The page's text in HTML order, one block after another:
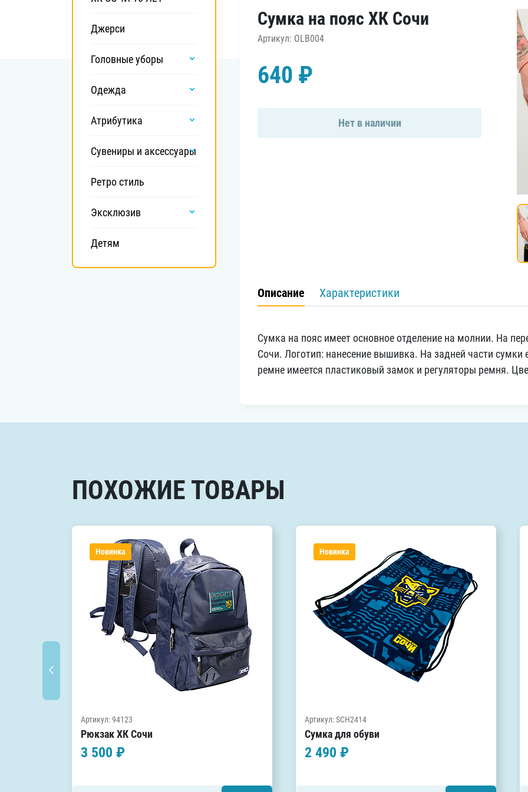
Локомотив
Шанхайские Драконы
Барыс
Салават Юлаев
Сибирь
Джерси
Головные уборы
Одежда
Атрибутика
Сувениры и аксессуары
Ретро стиль
Эксклюзив
Детям
Сумка на пояс ХК Сочи
Артикул: OLB004
640 ₽
Нет в наличии
Описание Характеристики
Сумка на пояс имеет основное отделение на молнии. На
Сочи. Логотип: нанесение вышивка. На задней части
ремне имеется пластиковый замок и регуляторы ремня.
ПОХОЖИЕ ТОВАРЫ
Новинка
Артикул: 94123
Рюкзак ХК Сочи
3 500 ₽
Новинка
Артикул: SCH2414
Сумка для обуви
2 490 ₽